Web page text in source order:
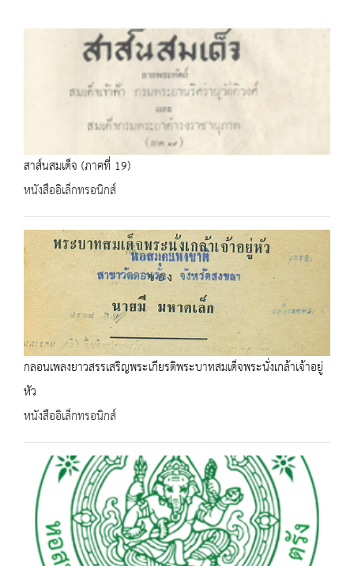
สาส์นสมเด็จ (ภาคที่ 19)
หนังสืออิเล็กทรอนิกส์
กลอนเพลงยาวสรรเสริญพระเกียรติพระบาทสมเด็จพระนั่งเกล้าเจ้าอยู่
หัว
หนังสืออิเล็กทรอนิกส์